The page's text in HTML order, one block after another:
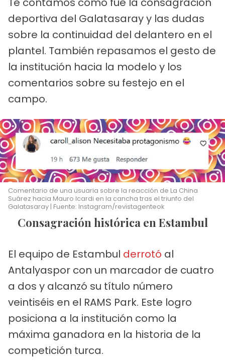
deportiva del Galatasaray y las dudas
sobre la continuidad del delantero en el
plantel. También repasamos el gesto de
la institución hacia la modelo y los
comentarios sobre su festejo en el
campo.
Comentario de una usuaria sobre la reacción de La China
Suárez hacia Mauro Icardi en la cancha tras el triunfo del
Galatasaray | Fuente: Instagram/revistagenteok
Consagración histórica en Estambul
El equipo de Estambul derrotó al
Antalyaspor con un marcador de cuatro
a dos y alcanzó su título número
veintiséis en el RAMS Park. Este logro
posiciona a la institución como la
máxima ganadora en la historia de la
competición turca.